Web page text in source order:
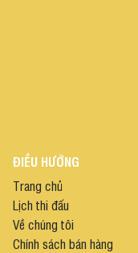
ĐIỀU HƯỚNG
Trang chủ
Lịch thi đấu
Về chúng tôi
Chính sách bán hàng